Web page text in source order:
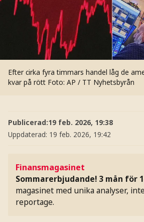
Efter cirka fyra timmars handel låg de
kvar på rött Foto: AP / TT Nyhetsbyrån
Publicerad:19 feb. 2026, 19:38
Uppdaterad: 19 feb. 2026, 19:42
Finansmagasinet
Sommarerbjudande! 3 mån för
magasinet med unika analyser,
reportage.